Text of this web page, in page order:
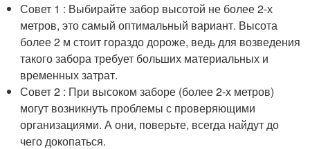
Совет 1 : Выбирайте забор высотой не более 2-х
метров, это самый оптимальный вариант. Высота
более 2 м стоит гораздо дороже, ведь для возведения
такого забора требует больших материальных и
временных затрат.
Совет 2 : При высоком заборе (более 2-х метров)
могут возникнуть проблемы с проверяющими
организациями. А они, поверьте, всегда найдут до
чего докопаться.